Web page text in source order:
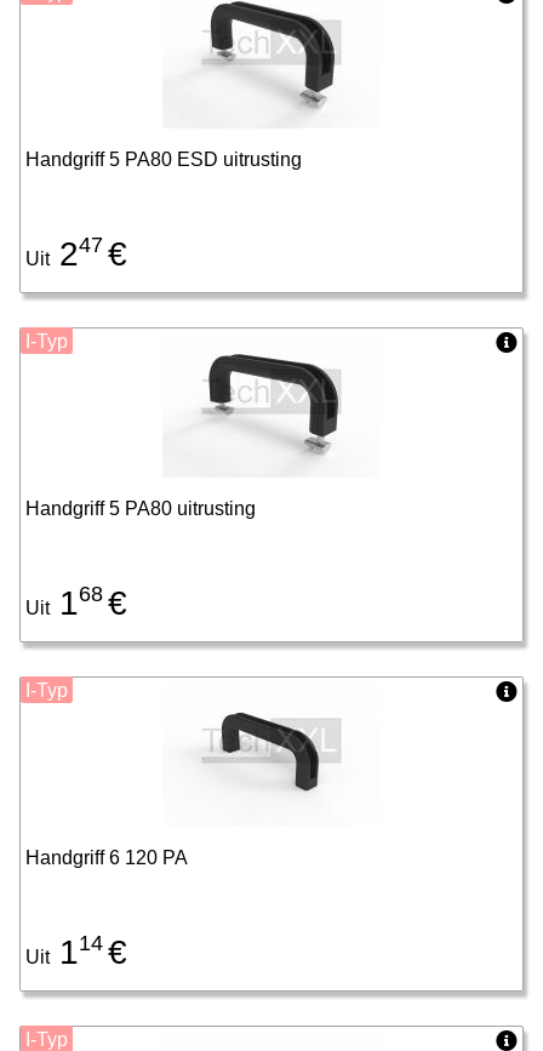
Handgriff 5 PA80 ESD uitrusting
Uit247 €
Handgriff 5 PA80 uitrusting
Uit168 €
I-Typ
Handgriff 6 120 PA
Uit114 €
I-Typ
I-Typ